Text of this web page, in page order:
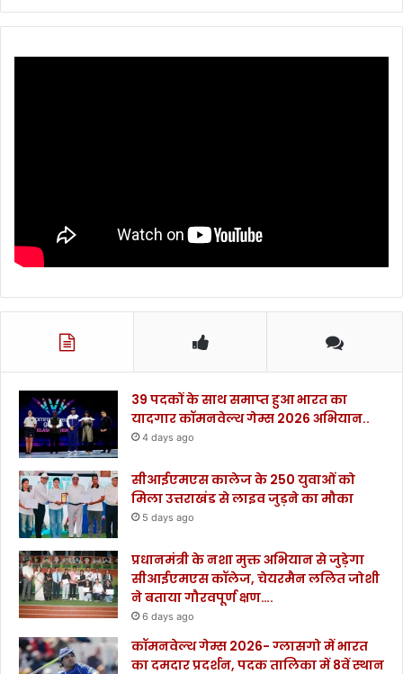
रू
39 पदकों के साथ समाप्त हुआ भारत का
यादगार कॉमनवेल्थ गेम्स 2026 अभियान..
4 days ago
सीआईएमएस कालेज के 250 युवाओं को
मिला उत्तराखंड से लाइव जुड़ने का मौका
5 days ago
प्रधानमंत्री के नशा मुक्त अभियान से जुड़ेगा
सीआईएमएस कॉलेज, चेयरमैन ललित जोशी
ने बताया गौरवपूर्ण क्षण….
6 days ago
कॉमनवेल्थ गेम्स 2026- ग्लासगो में भारत
का दमदार प्रदर्शन, पदक तालिका में 8वें स्थान